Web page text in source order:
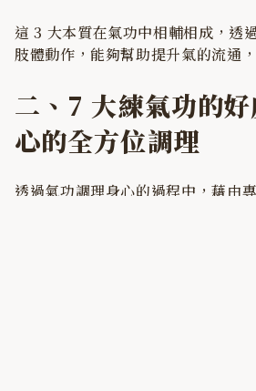
這 3 大本質在氣功中相輔相成，透
肢體動作，能夠幫助提升氣的流通
二、7 大練氣功的
心的全方位調理
透過氣功調理身心的過程中，藉由